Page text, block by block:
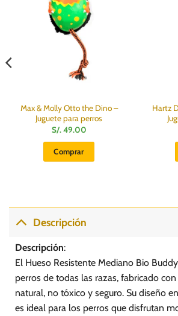
Max & Molly Otto the Dino –
Juguete para perros
S/.49.00
Comprar
Hartz
Descripción
Descripción:
El Hueso Resistente Mediano Bio
perros de todas las razas, fabricado
natural, no tóxico y seguro. Su diseño
es ideal para los perros que disfrutan